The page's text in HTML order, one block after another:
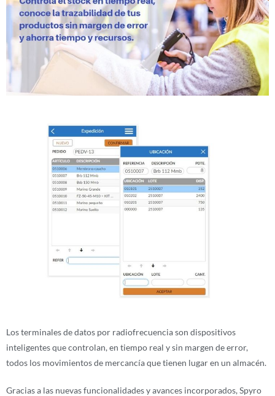
Los terminales de datos por radiofrecuencia son dispositivos
inteligentes que controlan, en tiempo real y sin margen de error,
todos los movimientos de mercancía que tienen lugar en un almacén.
Gracias a las nuevas funcionalidades y avances incorporados, Spyro